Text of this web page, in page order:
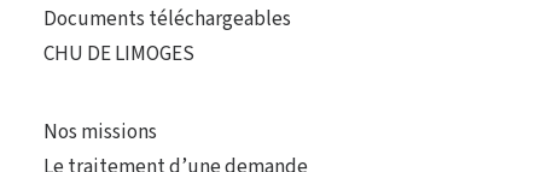
Documents téléchargeables
CHU DE LIMOGES
Nos missions